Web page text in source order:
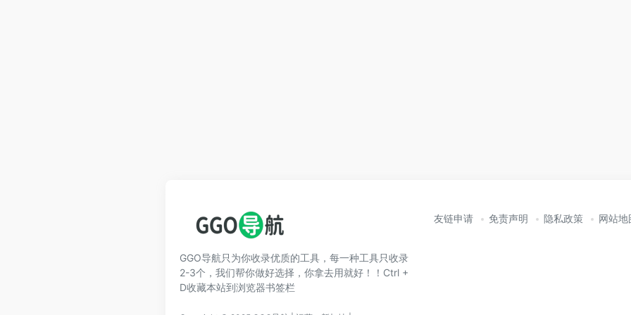
GGO导航只为你收录优质的工具，每一种工具只收录
2-3个，我们帮你做好选择，你拿去用就好！！Ctrl +
D收藏本站到浏览器书签栏
友链申请 免责声明 隐私政策 网站地